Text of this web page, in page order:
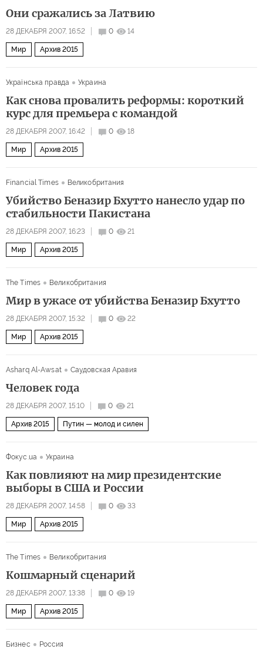
Они сражались за Латвию
28 ДЕКАБРЯ 2007, 16:52 0 14
Мир Архив 2015
Українська правда Украина
Как снова провалить реформы: короткий
курс для премьера с командой
28 ДЕКАБРЯ 2007, 16:42 0 18
Мир Архив 2015
Financial Times Великобритания
Убийство Беназир Бхутто нанесло удар по
стабильности Пакистана
28 ДЕКАБРЯ 2007, 16:23 0 21
Мир Архив 2015
The Times Великобритания
Мир в ужасе от убийства Беназир Бхутто
28 ДЕКАБРЯ 2007, 15:32 0 22
Мир Архив 2015
Asharq Al-Awsat Саудовская Аравия
Человек года
28 ДЕКАБРЯ 2007, 15:10 0 21
Архив 2015 Путин — молод и силен
Фокус.ua Украина
Как повлияют на мир президентские
выборы в США и России
28 ДЕКАБРЯ 2007, 14:58 0 33
Мир Архив 2015
The Times Великобритания
Кошмарный сценарий
28 ДЕКАБРЯ 2007, 13:38 0 19
Мир Архив 2015
Бизнес Россия